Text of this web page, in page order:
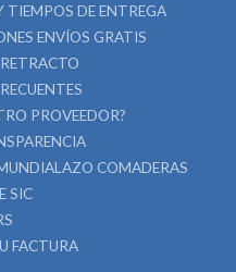
TIEMPOS DE ENTREGA
ENVÍOS GRATIS
PROVEEDOR?
COMADERAS
SIC
FACTURA